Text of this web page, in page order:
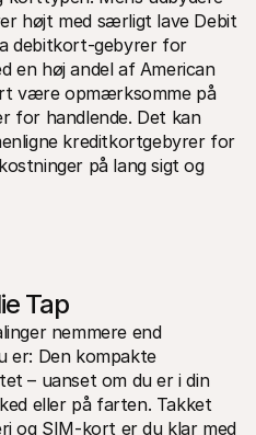
højt med særligt lave Debit
debitkort-gebyrer for
en høj andel af American
være opmærksomme på
for handlende. Det kan
kreditkortgebyrer for
på lang sigt og
Tap
nemmere end
er: Den kompakte
– uanset om du er i din
eller på farten. Takket
og SIM-kort er du klar med